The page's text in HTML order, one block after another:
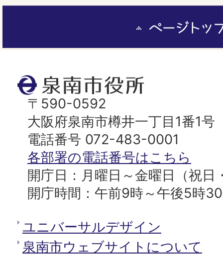
泉
南
市
役
所
〒590-0592
大阪府泉南市樽井一丁目1番1号
電話番号 072-483-0001
各部署の電話番号はこちら
開庁日：月曜日～金曜日（祝日
開庁時間：午前9時～午後5時
ユニバーサルデザイン
泉南市ウェブサイトについて